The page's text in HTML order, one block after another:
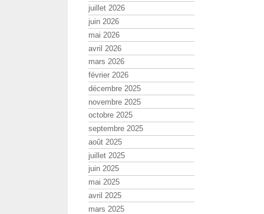
juillet 2026
juin 2026
mai 2026
avril 2026
mars 2026
février 2026
décembre 2025
novembre 2025
octobre 2025
septembre 2025
août 2025
juillet 2025
juin 2025
mai 2025
avril 2025
mars 2025